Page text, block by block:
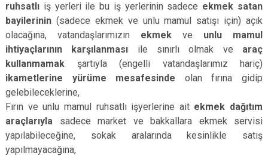
ruhsatlı iş yerleri ile bu iş yerlerinin sadece ekmek satan
bayilerinin (sadece ekmek ve unlu mamul satışı için) açık
olacağına, vatandaşlarımızın ekmek ve unlu mamul
ihtiyaçlarının karşılanması ile sınırlı olmak ve araç
kullanmamak şartıyla (engelli vatandaşlarımız hariç)
ikametlerine yürüme mesafesinde olan fırına gidip
gelebileceklerine,
Fırın ve unlu mamul ruhsatlı işyerlerine ait ekmek dağıtım
araçlarıyla sadece market ve bakkallara ekmek servisi
yapılabileceğine, sokak aralarında kesinlikle satış
yapılmayacağına,